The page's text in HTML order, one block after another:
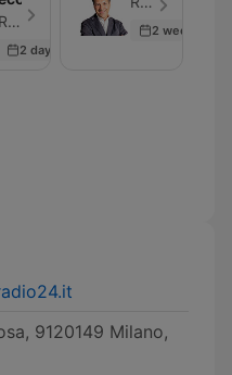
Radio 24 - Episodio 33
2 days ago
2 weeks ago
9120149 Milano,